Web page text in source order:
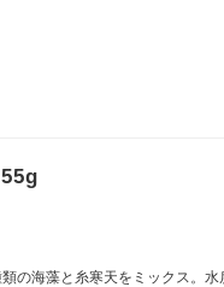
の海藻と糸寒天をミックス。水